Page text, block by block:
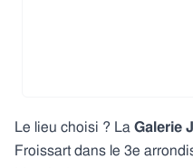
Le lieu choisi ? La Galerie
Froissart dans le 3e